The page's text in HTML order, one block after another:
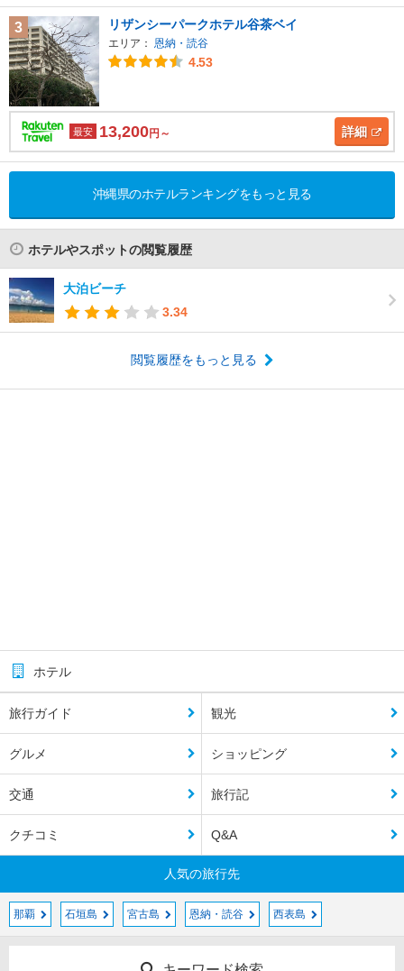
3 リザンシーパークホテル谷茶ベイ
エリア： 恩納・読谷
4.53
最安 13,200円～ 詳細
沖縄県のホテルランキングをもっと見る
ホテルやスポットの閲覧履歴
大泊ビーチ
3.34
閲覧履歴をもっと見る
ホテル
旅行ガイド 観光
グルメ ショッピング
交通 旅行記
クチコミ Q&A
人気の旅行先
那覇 石垣島 宮古島 恩納・読谷 西表島